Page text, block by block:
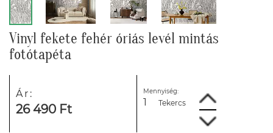
Vinyl fekete fehér óriás levél mintás
fotótapéta
Ár:
26 490 Ft
Mennyiség:
Tekercs